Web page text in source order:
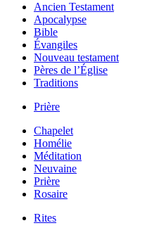
Ancien Testament
Apocalypse
Bible
Évangiles
Nouveau testament
Pères de l’Église
Traditions
Prière
Chapelet
Homélie
Méditation
Neuvaine
Prière
Rosaire
Rites